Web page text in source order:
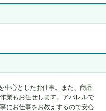
中心としたお仕事。また、商品
業もお任せします。アパレルで
にお仕事をお教えするので安心